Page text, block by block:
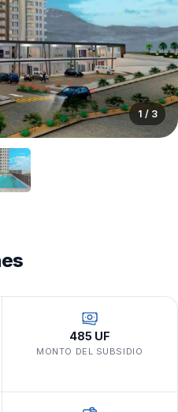
1 / 3
485 UF
MONTO DEL SUBSIDIO